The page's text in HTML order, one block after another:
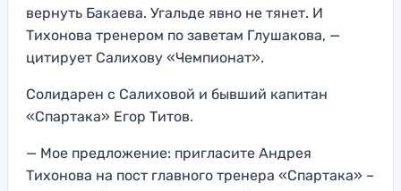
вернуть Бакаева. Угальде явно не тянет. И
Тихонова тренером по заветам Глушакова, —
цитирует Салихову «Чемпионат».
Солидарен с Салиховой и бывший капитан
«Спартака» Егор Титов.
— Мое предложение: пригласите Андрея
Тихонова на пост главного тренера «Спартака» –